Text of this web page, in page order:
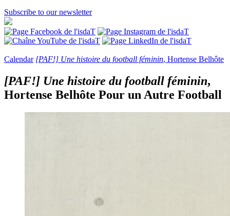
Subscribe to our newsletter
Calendar [PAF!] Une histoire du football féminin, Hortense Belhôte
[PAF!] Une histoire du football féminin,
Hortense Belhôte Pour un Autre Football